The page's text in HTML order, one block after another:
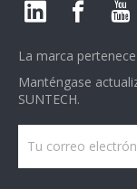
La marca
Manténgase
SUNTECH.